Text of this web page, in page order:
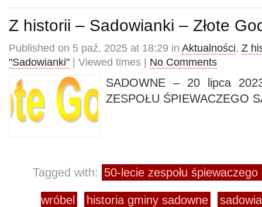
Z historii – Sadowianki – Złote
Published on 5 paź, 2025 at 18:29 in Aktualności, Z
"Sadowianki" | Viewed times | No Comments
SADOWNE – 20 lipca
ZESPOŁU ŚPIEWACZEGO
Tagged with: 50-lecie zespołu
wróbel historia gminy sadowne